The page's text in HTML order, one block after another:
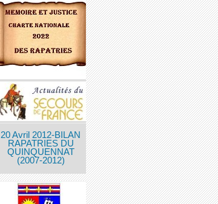
20 Avril 2012-BILAN
RAPATRIES DU
QUINQUENNAT
(2007-2012)